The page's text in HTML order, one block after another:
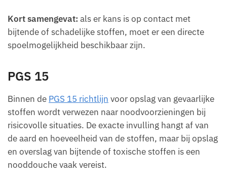
Kort samengevat: als er kans is op contact met
bijtende of schadelijke stoffen, moet er een directe
spoelmogelijkheid beschikbaar zijn.
PGS 15
Binnen de PGS 15 richtlijn voor opslag van gevaarlijke
stoffen wordt verwezen naar noodvoorzieningen bij
risicovolle situaties. De exacte invulling hangt af van
de aard en hoeveelheid van de stoffen, maar bij opslag
en overslag van bijtende of toxische stoffen is een
nooddouche vaak vereist.